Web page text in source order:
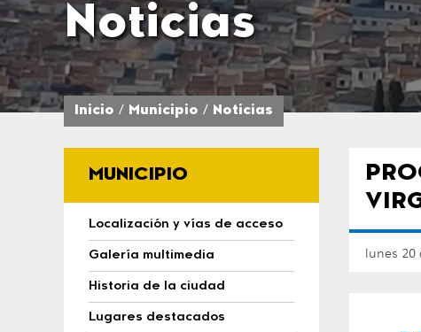
Noticias
Inicio Municipio Noticias
MUNICIPIO
Localización y vías de acceso
Galería multimedia
Historia de la ciudad
Lugares destacados
lunes 20